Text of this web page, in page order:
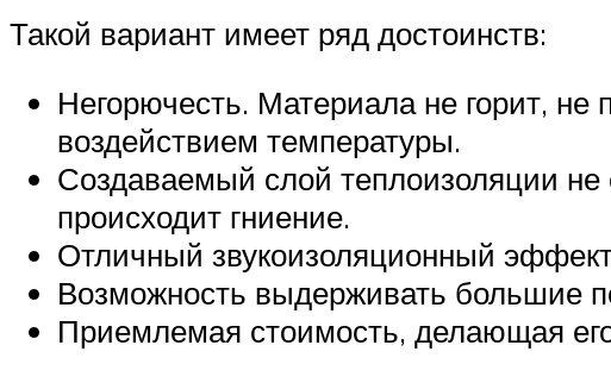
Такой вариант имеет ряд достоинств:
Негорючесть. Материала не горит,
воздействием температуры.
Создаваемый слой теплоизоляции
происходит гниение.
Отличный звукоизоляционный
Возможность выдерживать большие
Приемлемая стоимость, делающая